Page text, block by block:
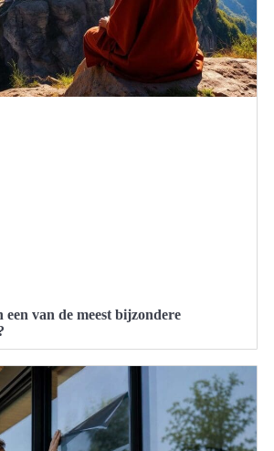
van de meest bijzondere